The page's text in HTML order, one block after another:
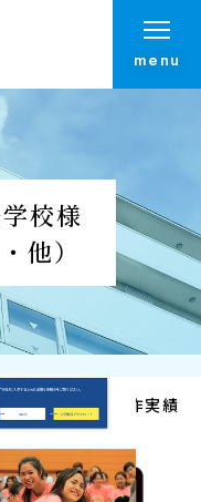
menu
校様
他）
作実績 制作実績